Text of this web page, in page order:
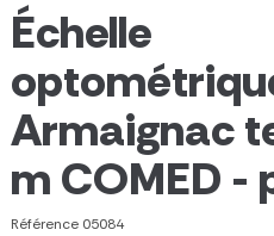
Échelle
Armaignac
m COMED -
Référence 05084